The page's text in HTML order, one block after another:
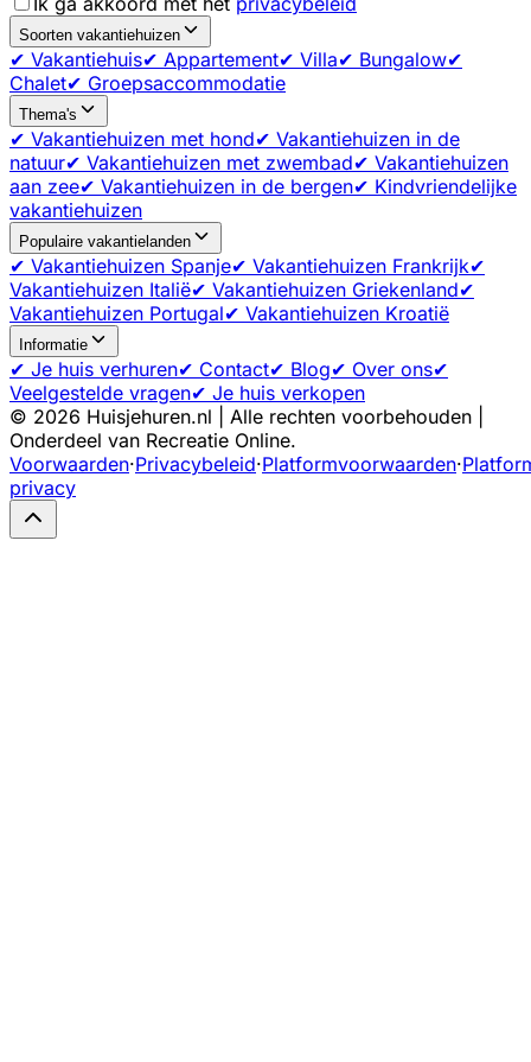
Soorten vakantiehuizen
✔ Vakantiehuis✔ Appartement✔ Villa✔ Bungalow✔
Chalet✔ Groepsaccommodatie
Thema's
✔ Vakantiehuizen met hond✔ Vakantiehuizen in de
natuur✔ Vakantiehuizen met zwembad✔ Vakantiehuizen
aan zee✔ Vakantiehuizen in de bergen✔ Kindvriendelijke
vakantiehuizen
Populaire vakantielanden
✔ Vakantiehuizen Spanje✔ Vakantiehuizen Frankrijk✔
Vakantiehuizen Italië✔ Vakantiehuizen Griekenland✔
Vakantiehuizen Portugal✔ Vakantiehuizen Kroatië
Informatie
✔ Je huis verhuren✔ Contact✔ Blog✔ Over ons✔
Veelgestelde vragen✔ Je huis verkopen
© 2026 Huisjehuren.nl | Alle rechten voorbehouden |
Onderdeel van Recreatie Online.
Voorwaarden·Privacybeleid·Platformvoorwaarden·
privacy